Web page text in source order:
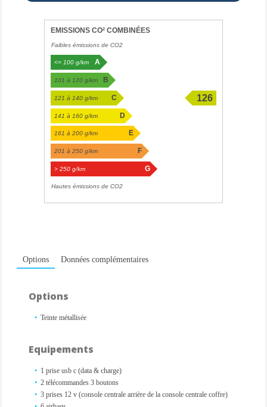
Options Données complémentaires
Options
Teinte métallisée
Equipements
1 prise usb c (data & charge)
2 télécommandes 3 boutons
3 prises 12 v (console centrale arrière de la console centrale coffre)
EMISSIONS CO² COMBINÉES
Faibles émissions de CO2
<= 100 g/km A
101 à 120 g/km B
121 à 140 g/km C
126
141 à 160 g/km D
161 à 200 g/km E
201 à 250 g/km F
> 250 g/km G
Hautes émissions de CO2